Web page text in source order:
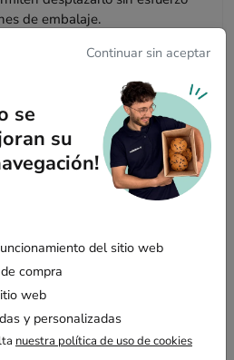
de embalaje.
equipados con carril de corte, la
operario total libertad para
independiente no incluido).
este puesto de trabajo garantiza
soporta una carga máxima de 20
de gran tamaño de hasta 100
equipo contribuye a una
y a su índice de reparabilidad de
Continuar sin aceptar
se
su
del sitio web
compra
web
y personalizadas
nuestra política de uso de cookies